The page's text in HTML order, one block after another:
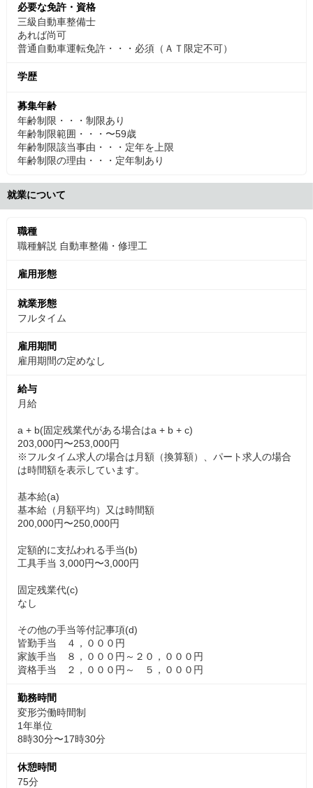
必要な免許・資格
三級自動車整備士
あれば尚可
普通自動車運転免許・・・必須（ＡＴ限定不可）
学歴
募集年齢
年齢制限・・・制限あり
年齢制限範囲・・・〜59歳
年齢制限該当事由・・・定年を上限
年齢制限の理由・・・定年制あり
就業について
職種
職種解説 自動車整備・修理工
雇用形態
就業形態
フルタイム
雇用期間
雇用期間の定めなし
給与
月給
a + b(固定残業代がある場合はa + b + c)
203,000円〜253,000円
※フルタイム求人の場合は月額（換算額）、パート求人の場合
は時間額を表示しています。
基本給(a)
基本給（月額平均）又は時間額
200,000円〜250,000円
定額的に支払われる手当(b)
工具手当 3,000円〜3,000円
固定残業代(c)
なし
その他の手当等付記事項(d)
皆勤手当 ４，０００円
家族手当 ８，０００円～２０，０００円
資格手当 ２，０００円～ ５，０００円
勤務時間
変形労働時間制
1年単位
8時30分〜17時30分
休憩時間
75分